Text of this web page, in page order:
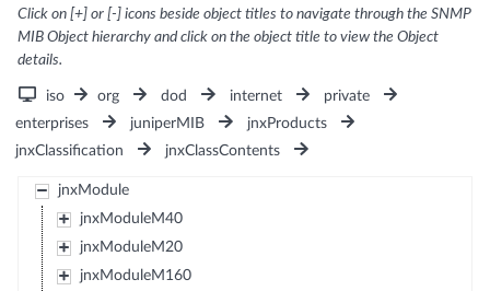
Click on [+] or [-] icons beside object titles to navigate through the SNMP
MIB Object hierarchy and click on the object title to view the Object
details.
iso org dod internet
private
enterprises
juniperMIB
jnxProducts
jnxClassification
jnxClassContents
jnxModule
jnxModuleM40
jnxModuleM20
jnxModuleM160